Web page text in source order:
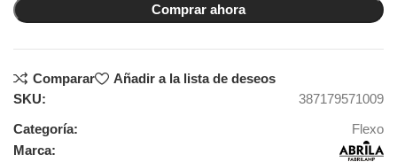
Comprar ahora
Comparar
Añadir a la lista de deseos
SKU:
387179571009
Categoría:
Flexo
Marca: